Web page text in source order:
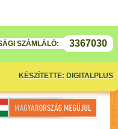
3367030
SZÁMLÁLÓ:
KÉSZÍTETTE: DIGITALPLUS